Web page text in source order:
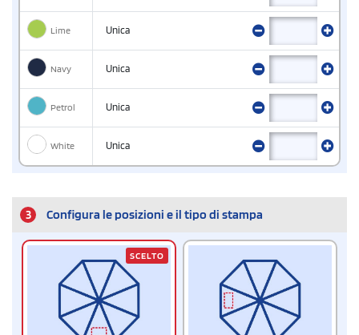
Lime Unica
Navy Unica
Petrol Unica
White Unica
3 Configura le posizioni e il tipo di stampa
SCELTO